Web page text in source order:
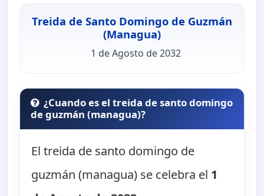
Treida de Santo Domingo de Guzmán
(Managua)
1 de Agosto de 2032
¿Cuando es el treida de santo domingo
de guzmán (managua)?
El treida de santo domingo de
guzmán (managua) se celebra el 1